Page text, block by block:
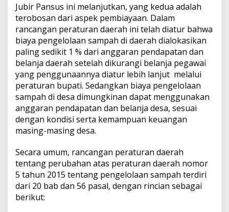
Jubir Pansus ini melanjutkan, yang kedua adalah
terobosan dari aspek pembiayaan. Dalam
rancangan peraturan daerah ini telah diatur bahwa
biaya pengelolaan sampah di daerah dialokasikan
paling sedikit 1 % dari anggaran pendapatan dan
belanja daerah setelah dikurangi belanja pegawai
yang penggunaannya diatur lebih lanjut melalui
peraturan bupati. Sedangkan biaya pengelolaan
sampah di desa dimungkinan dapat menggunakan
anggaran pendapatan dan belanja desa, sesuai
dengan kondisi serta kemampuan keuangan
masing-masing desa.
Secara umum, rancangan peraturan daerah
tentang perubahan atas peraturan daerah nomor
5 tahun 2015 tentang pengelolaan sampah terdiri
dari 20 bab dan 56 pasal, dengan rincian sebagai
berikut: